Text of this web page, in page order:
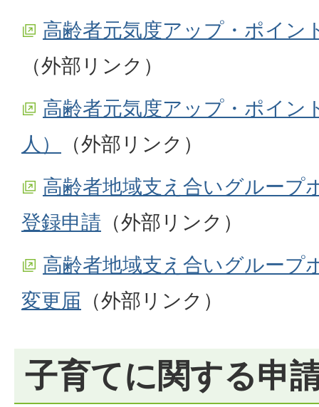
高齢者元気度アップ・ポイン
（外部リンク）
高齢者元気度アップ・ポイン
人）
（外部リンク）
高齢者地域支え合いグループ
登録申請 （外部リンク）
高齢者地域支え合いグループ
変更届 （外部リンク）
子育てに関する申